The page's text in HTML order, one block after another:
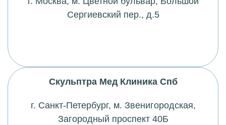
Сергиевский пер., д.5
Скульптра Мед Клиника Спб
г. Санкт-Петербург, м. Звенигородская,
Загородный проспект 40Б